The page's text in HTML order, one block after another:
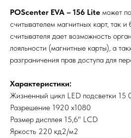
POScenter EVA – 156 Lite может
считывателем магнитных карт, так
считывателя дает возможность
лояльности (магнитные карты), а
разграничения прав доступа для
Характеристики:
Жизненный цикл LED подсветки 15
Разрешение 1920 x1080
Размер дисплея 15,6" LCD
Яркость 220 кд2/м2